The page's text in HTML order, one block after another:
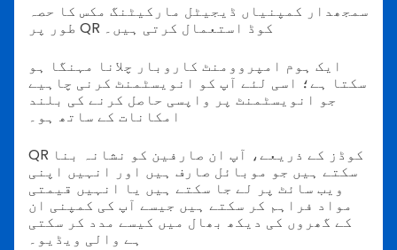
سمجھدار کمپنیاں ڈیجیٹل مارکیٹنگ مکس کا حصہ
طور پر QR کوڈ استعمال کرتی ہیں۔
ایک ہوم امپروومنٹ کاروبار چلانا مہنگا ہو
سکتا ہے؛ اسی لئے آپ کو انویسٹمنٹ کرنی چاہیے
جو انویسٹمنٹ پر واپسی حاصل کرنے کی بلند
امکانات کے ساتھ ہو۔
QR کوڈز کے ذریعے، آپ ان صارفین کو نشانہ بنا
سکتے ہیں جو موبائل صارف ہیں اور انہیں اپنی
ویب سائٹ پر لے جا سکتے ہیں یا انہیں قیمتی
مواد فراہم کر سکتے ہیں جیسے آپ کی کمپنی ان
کے گھروں کی دیکھ بھال میں کیسے مدد کر سکتی
ہے والی ویڈیو۔